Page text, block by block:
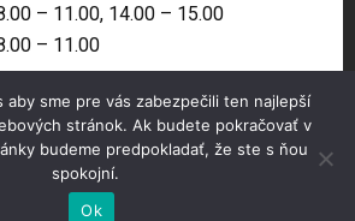
– 11.00, 14.00 – 15.00
– 11.00
Správa majetku mesta, n.o.,
Partizánske
aby sme pre vás zabezpečili ten najlepší
stránok. Ak budete pokračovať v
budeme predpokladať, že ste s ňou
spokojní.
Ok